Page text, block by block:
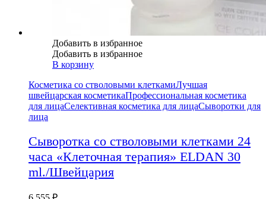
Добавить в избранное
Добавить в избранное
В корзину
Косметика со стволовыми клеткамиЛучшая
швейцарская косметикаПрофессиональная косметика
для лицаСелективная косметика для лицаСыворотки для
лица
Сыворотка со стволовыми клетками 24
часа «Клеточная терапия» ELDAN 30
ml./Швейцария